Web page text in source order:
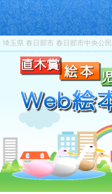
埼玉県 春日部市 春日部市中央公
かせ劇場｜しもだ-かげき｜直木賞